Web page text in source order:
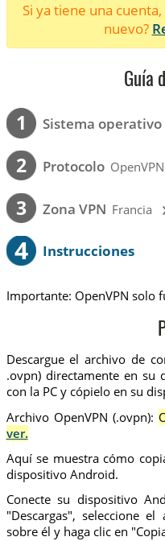
Si ya tiene una
nuevo?
Guía
1 Sistema operativo
2 Protocolo OpenVPN
3 Zona VPN Francia
4 Instrucciones
Importante: OpenVPN solo
Descargue el archivo de
.ovpn) directamente en su
con la PC y cópielo en su
Archivo OpenVPN (.ovpn):
ver.
Aquí se muestra cómo
dispositivo Android.
Conecte su dispositivo
"Descargas", seleccione
sobre él y haga clic en